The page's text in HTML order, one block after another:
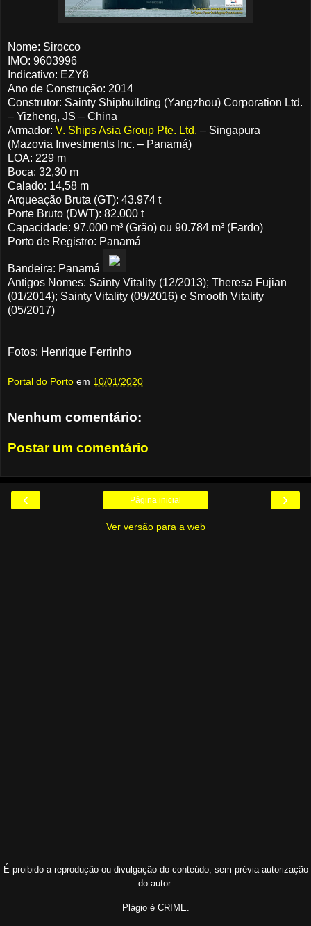
Nome: Sirocco
IMO: 9603996
Indicativo: EZY8
Ano de Construção: 2014
Construtor: Sainty Shipbuilding (Yangzhou) Corporation Ltd.
– Yizheng, JS – China
Armador: V. Ships Asia Group Pte. Ltd. – Singapura
(Mazovia Investments Inc. – Panamá)
LOA: 229 m
Boca: 32,30 m
Calado: 14,58 m
Arqueação Bruta (GT): 43.974 t
Porte Bruto (DWT): 82.000 t
Capacidade: 97.000 m³ (Grão) ou 90.784 m³ (Fardo)
Porto de Registro: Panamá
Bandeira: Panamá
Antigos Nomes: Sainty Vitality (12/2013); Theresa Fujian
(01/2014); Sainty Vitality (09/2016) e Smooth Vitality
(05/2017)
Fotos: Henrique Ferrinho
Portal do Porto em 10/01/2020
Nenhum comentário:
Postar um comentário
‹ ›
Página inicial
Ver versão para a web
É proibido a reprodução ou divulgação do conteúdo, sem prévia autorização
do autor.
Plágio é CRIME.